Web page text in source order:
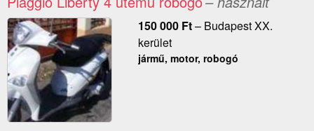
150 000 Ft– Budapest XX.
kerület
jármű, motor, robogó